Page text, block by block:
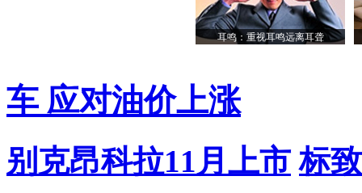
耳鸣：重视耳鸣远离耳聋
车 应对油价上涨
别克昂科拉11月上市 标